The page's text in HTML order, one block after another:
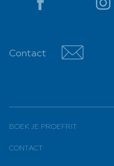
YouTube
Contact
BOEK JE PROEFRIT
CONTACT